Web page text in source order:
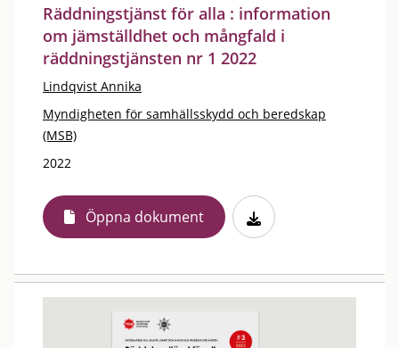
Räddningstjänst för alla : information
om jämställdhet och mångfald i
räddningstjänsten nr 1 2022
Lindqvist Annika
Myndigheten för samhällsskydd och beredskap
(MSB)
2022
Öppna dokument